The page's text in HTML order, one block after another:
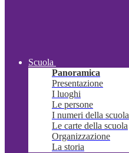
Scuola
Panoramica
Presentazione
I luoghi
Le persone
I numeri della scuola
Le carte della scuola
Organizzazione
La storia